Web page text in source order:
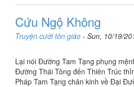
Cứu Ngộ Không
Truyện cười tôn giáo - Sun, 10/19/
Lại nói Đường Tam Tạng phụng
Đường Thái Tông đến Thiên Trúc
Pháp Tam Tạng chân kinh về Đại